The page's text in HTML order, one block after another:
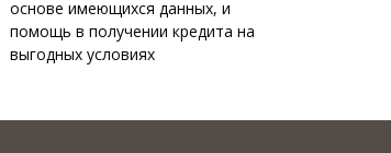
основе имеющихся данных, и
помощь в получении кредита на
выгодных условиях